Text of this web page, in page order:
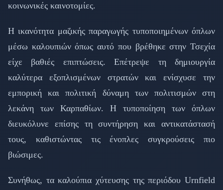
κοινωνικές καινοτομίες.
Η ικανότητα μαζικής παραγωγής τυποποιημένων όπλων
μέσω καλουπιών όπως αυτό που βρέθηκε στην Τσεχία
είχε βαθιές επιπτώσεις. Επέτρεψε τη δημιουργία
καλύτερα εξοπλισμένων στρατών και ενίσχυσε την
εμπορική και πολιτική δύναμη των πολιτισμών στη
λεκάνη των Καρπαθίων. Η τυποποίηση των όπλων
διευκόλυνε επίσης τη συντήρηση και αντικατάστασή
τους, καθιστώντας τις ένοπλες συγκρούσεις πιο
βιώσιμες.
Συνήθως, τα καλούπια χύτευσης της περιόδου Urnfield